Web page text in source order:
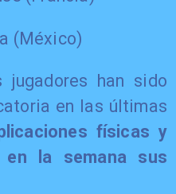
(México)
jugadores han sido
en las últimas
físicas y
en la semana sus